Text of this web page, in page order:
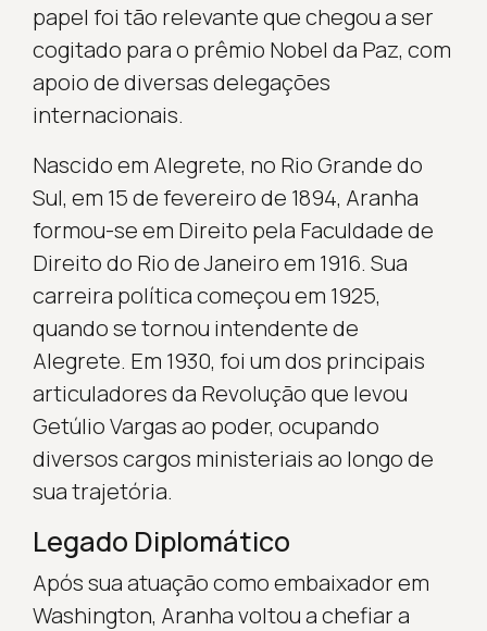
papel foi tão relevante que chegou a ser
cogitado para o prêmio Nobel da Paz, com
apoio de diversas delegações
internacionais.
Nascido em Alegrete, no Rio Grande do
Sul, em 15 de fevereiro de 1894, Aranha
formou-se em Direito pela Faculdade de
Direito do Rio de Janeiro em 1916. Sua
carreira política começou em 1925,
quando se tornou intendente de
Alegrete. Em 1930, foi um dos principais
articuladores da Revolução que levou
Getúlio Vargas ao poder, ocupando
diversos cargos ministeriais ao longo de
sua trajetória.
Legado Diplomático
Após sua atuação como embaixador em
Washington, Aranha voltou a chefiar a